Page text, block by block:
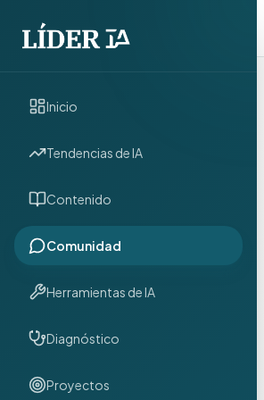
Inicio
Tendencias de IA
Contenido
Comunidad
Herramientas de IA
Diagnóstico
Proyectos